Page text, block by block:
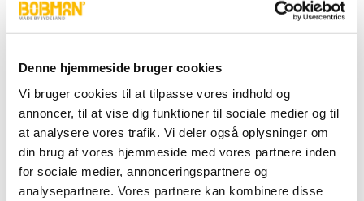
Denne hjemmeside bruger cookies
Vi bruger cookies til at tilpasse vores indhold og
annoncer, til at vise dig funktioner til sociale medier og til
at analysere vores trafik. Vi deler også oplysninger om
din brug af vores hjemmeside med vores partnere inden
for sociale medier, annonceringspartnere og
analysepartnere. Vores partnere kan kombinere disse
Fittings
Motor
Pumper
Slanger
Ventiler
Hjul & Dæk
Elektronik & Transmission
Karosseri & Beslag mm.